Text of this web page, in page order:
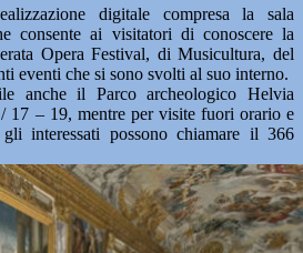
digitale compresa la sala
consente ai visitatori di conoscere la
Opera Festival, di Musicultura, del
eventi che si sono svolti al suo interno.
anche il Parco archeologico Helvia
– 19, mentre per visite fuori orario e
interessati possono chiamare il 366